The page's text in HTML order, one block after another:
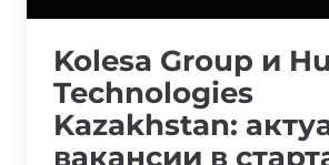
Kolesa Group и
Technologies
Kazakhstan:
вакансии в